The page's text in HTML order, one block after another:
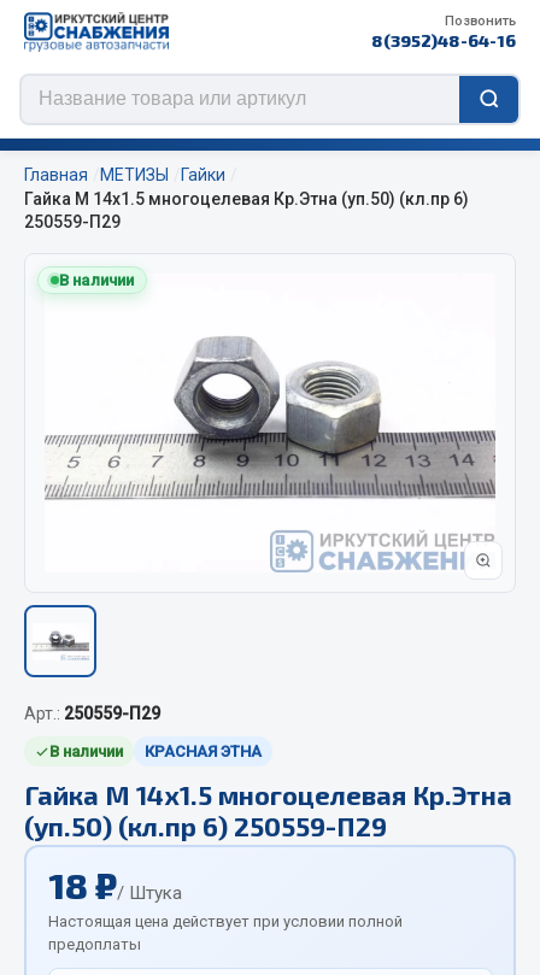
Позвонить
8(3952)48-64-16
Цепи противоскольжения
ЦЕПИ BOHU (Китай)
Изготовление цепей на колеса BOHU
Весь раздел
Отопители салона, подогреватели
Автономные воздушные отопители
Жидкостные подогреватели
Отопители салона
Подогреватели тосола
Весь раздел
Автотовары
Автозвук
Автокаталоги
Аксессуары автомобильные
Главная МЕТИЗЫ
Гайки
Гайка М 14х1.5 многоцелевая Кр.Этна (уп.50) (кл.пр 6)
250559-П29
В наличии
Арт.: 250559-П29
В наличии КРАСНАЯ ЭТНА
Гайка М 14х1.5 многоцелевая Кр.Этна
(уп.50) (кл.пр 6) 250559-П29
18 ₽/ Штука
Настоящая цена действует при условии полной
предоплаты